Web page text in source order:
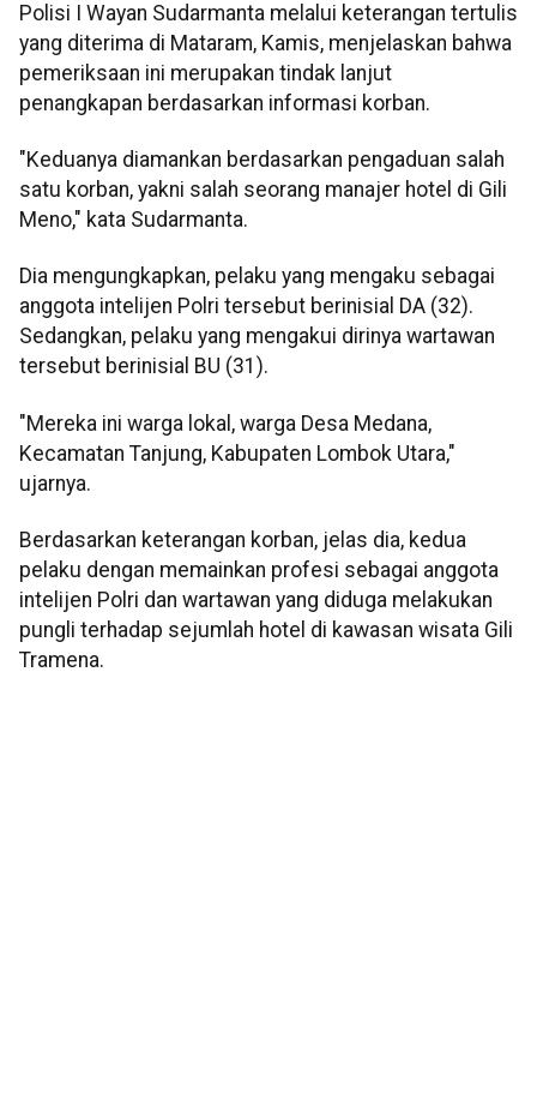
Polisi I Wayan Sudarmanta melalui keterangan tertulis
yang diterima di Mataram, Kamis, menjelaskan bahwa
pemeriksaan ini merupakan tindak lanjut
penangkapan berdasarkan informasi korban.
"Keduanya diamankan berdasarkan pengaduan salah
satu korban, yakni salah seorang manajer hotel di Gili
Meno," kata Sudarmanta.
Dia mengungkapkan, pelaku yang mengaku sebagai
anggota intelijen Polri tersebut berinisial DA (32).
Sedangkan, pelaku yang mengakui dirinya wartawan
tersebut berinisial BU (31).
"Mereka ini warga lokal, warga Desa Medana,
Kecamatan Tanjung, Kabupaten Lombok Utara,"
ujarnya.
Berdasarkan keterangan korban, jelas dia, kedua
pelaku dengan memainkan profesi sebagai anggota
intelijen Polri dan wartawan yang diduga melakukan
pungli terhadap sejumlah hotel di kawasan wisata Gili
Tramena.